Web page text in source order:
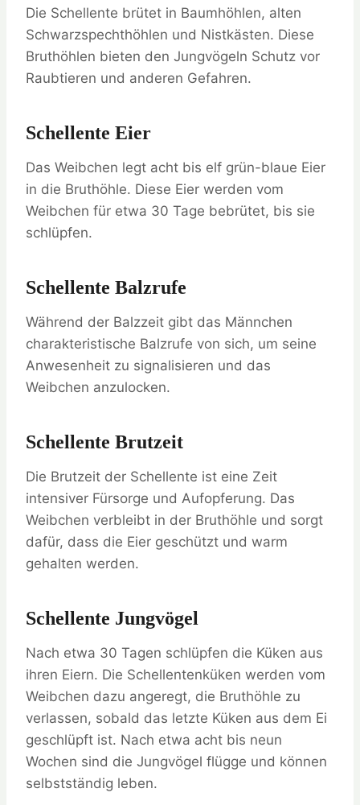
Die Schellente brütet in Baumhöhlen, alten
Schwarzspechthöhlen und Nistkästen. Diese
Bruthöhlen bieten den Jungvögeln Schutz vor
Raubtieren und anderen Gefahren.
Schellente Eier
Das Weibchen legt acht bis elf grün-blaue Eier
in die Bruthöhle. Diese Eier werden vom
Weibchen für etwa 30 Tage bebrütet, bis sie
schlüpfen.
Schellente Balzrufe
Während der Balzzeit gibt das Männchen
charakteristische Balzrufe von sich, um seine
Anwesenheit zu signalisieren und das
Weibchen anzulocken.
Schellente Brutzeit
Die Brutzeit der Schellente ist eine Zeit
intensiver Fürsorge und Aufopferung. Das
Weibchen verbleibt in der Bruthöhle und sorgt
dafür, dass die Eier geschützt und warm
gehalten werden.
Schellente Jungvögel
Nach etwa 30 Tagen schlüpfen die Küken aus
ihren Eiern. Die Schellentenküken werden vom
Weibchen dazu angeregt, die Bruthöhle zu
verlassen, sobald das letzte Küken aus dem Ei
geschlüpft ist. Nach etwa acht bis neun
Wochen sind die Jungvögel flügge und können
selbstständig leben.